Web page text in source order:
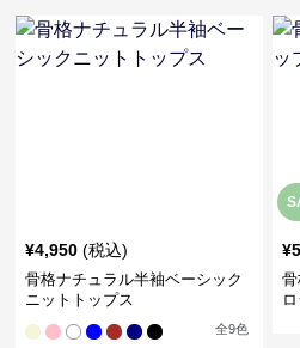
¥4,950 (税込)
骨格ナチュラル半袖ベーシック
ニットトップス
全9色
¥